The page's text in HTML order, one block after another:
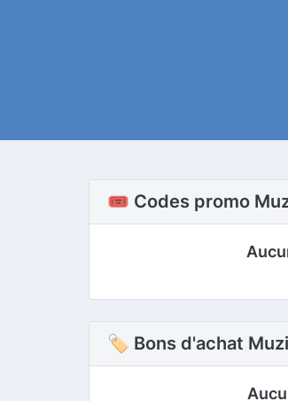
🎟️ Codes promo
🏷 Bons d'achat